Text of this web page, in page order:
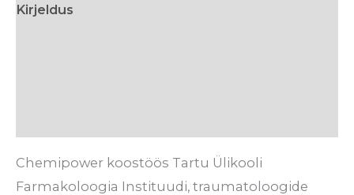
Kirjeldus
Chemipower koostöös Tartu Ülikooli
Farmakoloogia Instituudi, traumatoloogide